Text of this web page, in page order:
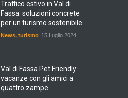
Fassa: soluzioni concrete
per un turismo sostenibile
News, turismo 15 Luglio 2024
vacanze con gli amici a
quattro zampe
News,turismo 22 Giugno 2024